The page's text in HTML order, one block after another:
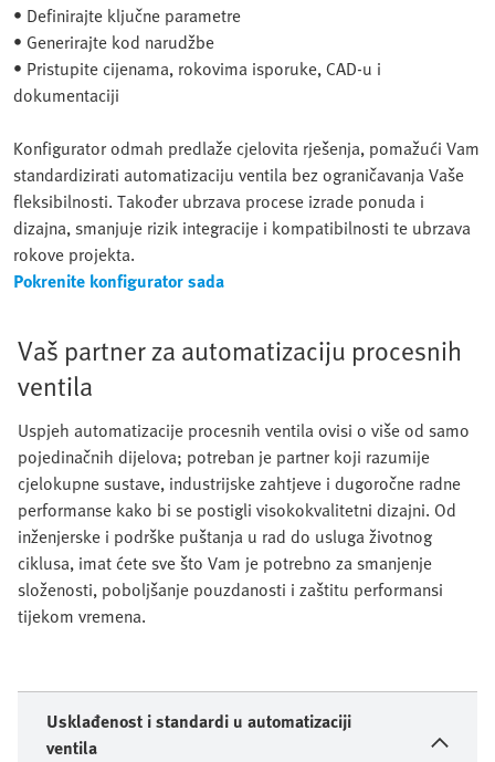
• Definirajte ključne parametre
• Generirajte kod narudžbe
• Pristupite cijenama, rokovima isporuke, CAD-u i
dokumentaciji
Konfigurator odmah predlaže cjelovita rješenja, pomažući Vam
standardizirati automatizaciju ventila bez ograničavanja Vaše
fleksibilnosti. Također ubrzava procese izrade ponuda i
dizajna, smanjuje rizik integracije i kompatibilnosti te ubrzava
rokove projekta.
Pokrenite konfigurator sada
Vaš partner za automatizaciju procesnih
ventila
Uspjeh automatizacije procesnih ventila ovisi o više od samo
pojedinačnih dijelova; potreban je partner koji razumije
cjelokupne sustave, industrijske zahtjeve i dugoročne radne
performanse kako bi se postigli visokokvalitetni dizajni. Od
inženjerske i podrške puštanja u rad do usluga životnog
ciklusa, imat ćete sve što Vam je potrebno za smanjenje
složenosti, poboljšanje pouzdanosti i zaštitu performansi
tijekom vremena.
Usklađenost i standardi u automatizaciji
ventila